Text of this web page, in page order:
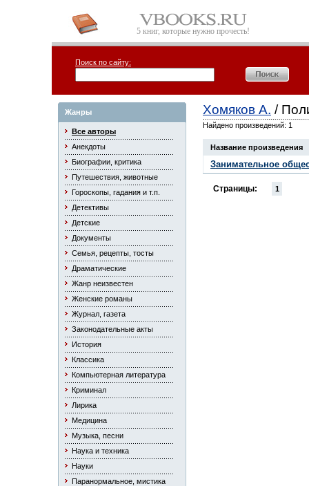
5 книг, которые нужно прочесть!
Поиск по сайту:
Жанры
Все авторы
Анекдоты
Биографии, критика
Путешествия, животные
Гороскопы, гадания и т.п.
Детективы
Детские
Документы
Семья, рецепты, тосты
Драматические
Жанр неизвестен
Женские романы
Журнал, газета
Законодательные акты
История
Классика
Компьютерная литература
Криминал
Лирика
Медицина
Музыка, песни
Наука и техника
Науки
Паранормальное, мистика
Хомяков А. /
Найдено произведений: 1
Название произведения
Занимательное
Страницы: 1